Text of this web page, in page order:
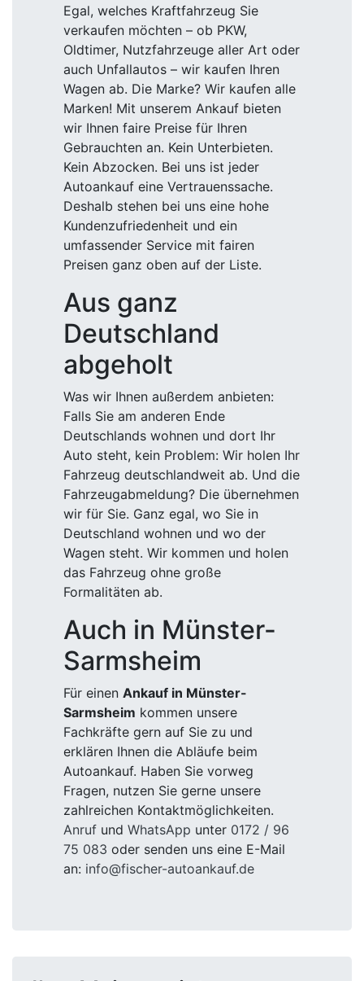
Egal, welches Kraftfahrzeug Sie
verkaufen möchten – ob PKW,
Oldtimer, Nutzfahrzeuge aller Art oder
auch Unfallautos – wir kaufen Ihren
Wagen ab. Die Marke? Wir kaufen alle
Marken! Mit unserem Ankauf bieten
wir Ihnen faire Preise für Ihren
Gebrauchten an. Kein Unterbieten.
Kein Abzocken. Bei uns ist jeder
Autoankauf eine Vertrauenssache.
Deshalb stehen bei uns eine hohe
Kundenzufriedenheit und ein
umfassender Service mit fairen
Preisen ganz oben auf der Liste.
Aus ganz
Deutschland
abgeholt
Was wir Ihnen außerdem anbieten:
Falls Sie am anderen Ende
Deutschlands wohnen und dort Ihr
Auto steht, kein Problem: Wir holen Ihr
Fahrzeug deutschlandweit ab. Und die
Fahrzeugabmeldung? Die übernehmen
wir für Sie. Ganz egal, wo Sie in
Deutschland wohnen und wo der
Wagen steht. Wir kommen und holen
das Fahrzeug ohne große
Formalitäten ab.
Auch in Münster-
Sarmsheim
Für einen Ankauf in Münster-
Sarmsheim kommen unsere
Fachkräfte gern auf Sie zu und
erklären Ihnen die Abläufe beim
Autoankauf. Haben Sie vorweg
Fragen, nutzen Sie gerne unsere
zahlreichen Kontaktmöglichkeiten.
Anruf und WhatsApp unter 0172 / 96
75 083 oder senden uns eine E-Mail
an: info@fischer-autoankauf.de